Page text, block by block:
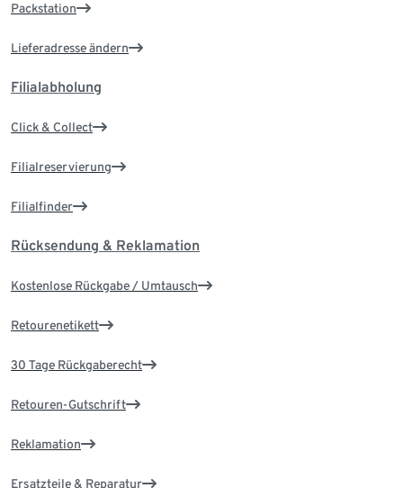
Packstation
Lieferadresse ändern
Filialabholung
Click & Collect
Filialreservierung
Filialfinder
Rücksendung & Reklamation
Kostenlose Rückgabe / Umtausch
Retourenetikett
30 Tage Rückgaberecht
Retouren-Gutschrift
Reklamation
Ersatzteile & Reparatur